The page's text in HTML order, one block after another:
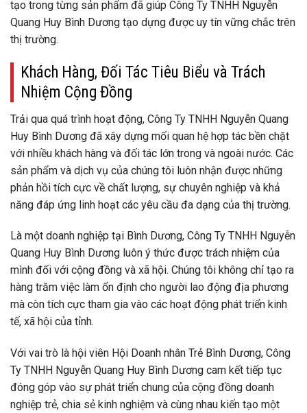
tạo trong từng sản phẩm đã giúp Công Ty TNHH Nguyễn
Quang Huy Bình Dương tạo dựng được uy tín vững chắc trên
thị trường.
Khách Hàng, Đối Tác Tiêu Biểu và Trách
Nhiệm Cộng Đồng
Trải qua quá trình hoạt động, Công Ty TNHH Nguyễn Quang
Huy Bình Dương đã xây dựng mối quan hệ hợp tác bền chặt
với nhiều khách hàng và đối tác lớn trong và ngoài nước. Các
sản phẩm và dịch vụ của chúng tôi luôn nhận được những
phản hồi tích cực về chất lượng, sự chuyên nghiệp và khả
năng đáp ứng linh hoạt các yêu cầu đa dạng của thị trường.
Là một doanh nghiệp tại Bình Dương, Công Ty TNHH Nguyễn
Quang Huy Bình Dương luôn ý thức được trách nhiệm của
mình đối với cộng đồng và xã hội. Chúng tôi không chỉ tạo ra
hàng trăm việc làm ổn định cho người lao động địa phương
mà còn tích cực tham gia vào các hoạt động phát triển kinh
tế, xã hội của tỉnh.
Với vai trò là hội viên Hội Doanh nhân Trẻ Bình Dương, Công
Ty TNHH Nguyễn Quang Huy Bình Dương cam kết tiếp tục
đóng góp vào sự phát triển chung của cộng đồng doanh
nghiệp trẻ, chia sẻ kinh nghiệm và cùng nhau kiến tạo một